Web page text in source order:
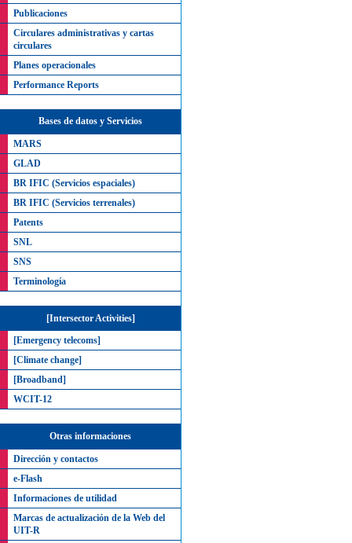
Publicaciones
Circulares administrativas y cartas
circulares
Planes operacionales
Performance Reports
Bases de datos y Servicios
MARS
GLAD
BR IFIC (Servicios espaciales)
BR IFIC (Servicios terrenales)
Patents
SNL
SNS
Terminología
[Intersector Activities]
[Emergency telecoms]
[Climate change]
[Broadband]
WCIT-12
Otras informaciones
Dirección y contactos
e-Flash
Informaciones de utilidad
Marcas de actualización de la Web del
UIT-R